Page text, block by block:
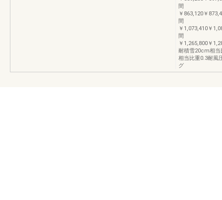
間
￥863,120￥
間
￥1,073,410￥
間
￥1,265,800￥
耐積雪20cm相当
相当比重0.3耐風
グ